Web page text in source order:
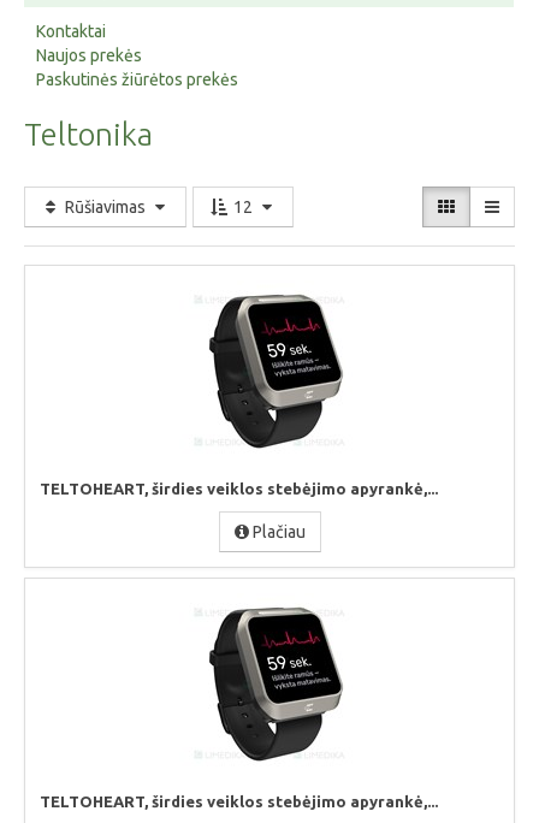
Kontaktai
Naujos prekės
Paskutinės žiūrėtos prekės
Teltonika
Rūšiavimas 12
TELTOHEART, širdies veiklos stebėjimo apyrankė,...
Plačiau
TELTOHEART, širdies veiklos stebėjimo apyrankė,...